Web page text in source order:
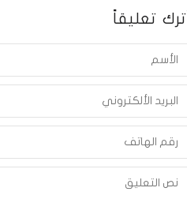
أترك تعليقاً